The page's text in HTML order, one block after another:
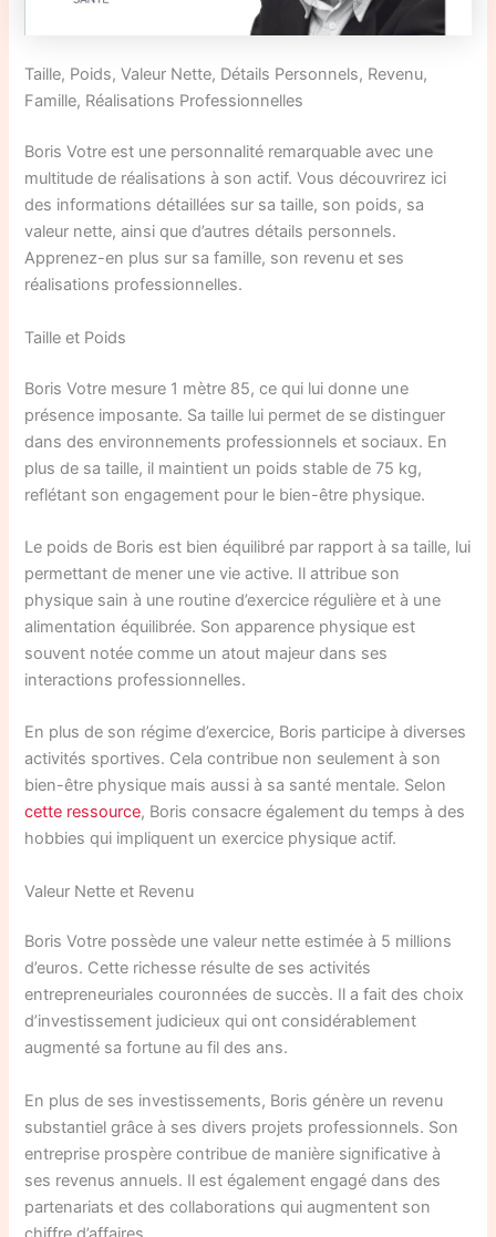
Taille, Poids, Valeur Nette, Détails Personnels, Revenu,
Famille, Réalisations Professionnelles
Boris Votre est une personnalité remarquable avec une
multitude de réalisations à son actif. Vous découvrirez ici
des informations détaillées sur sa taille, son poids, sa
valeur nette, ainsi que d’autres détails personnels.
Apprenez-en plus sur sa famille, son revenu et ses
réalisations professionnelles.
Taille et Poids
Boris Votre mesure 1 mètre 85, ce qui lui donne une
présence imposante. Sa taille lui permet de se distinguer
dans des environnements professionnels et sociaux. En
plus de sa taille, il maintient un poids stable de 75 kg,
reflétant son engagement pour le bien-être physique.
Le poids de Boris est bien équilibré par rapport à sa taille, lui
permettant de mener une vie active. Il attribue son
physique sain à une routine d’exercice régulière et à une
alimentation équilibrée. Son apparence physique est
souvent notée comme un atout majeur dans ses
interactions professionnelles.
En plus de son régime d’exercice, Boris participe à diverses
activités sportives. Cela contribue non seulement à son
bien-être physique mais aussi à sa santé mentale. Selon
cette ressource, Boris consacre également du temps à des
hobbies qui impliquent un exercice physique actif.
Valeur Nette et Revenu
Boris Votre possède une valeur nette estimée à 5 millions
d’euros. Cette richesse résulte de ses activités
entrepreneuriales couronnées de succès. Il a fait des choix
d’investissement judicieux qui ont considérablement
augmenté sa fortune au fil des ans.
En plus de ses investissements, Boris génère un revenu
substantiel grâce à ses divers projets professionnels. Son
entreprise prospère contribue de manière significative à
ses revenus annuels. Il est également engagé dans des
partenariats et des collaborations qui augmentent son